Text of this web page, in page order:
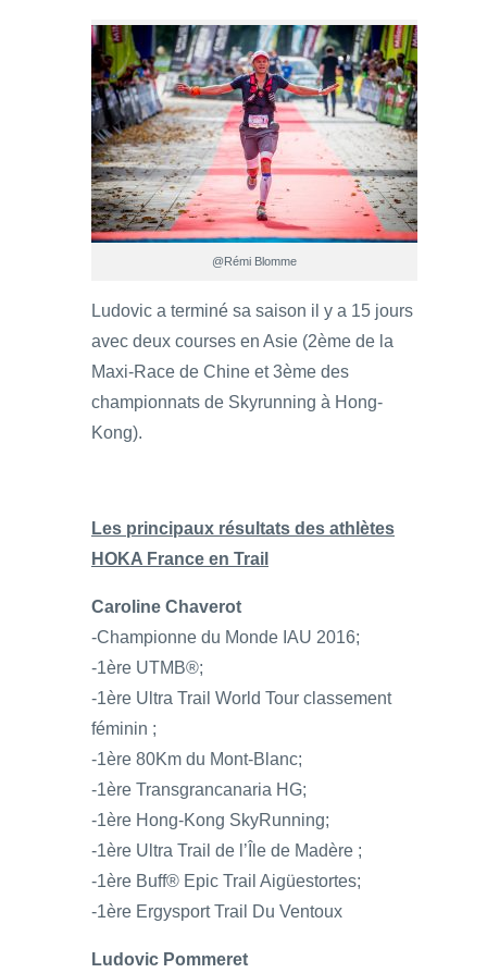
@Rémi Blomme
Ludovic a terminé sa saison il y a 15 jours
avec deux courses en Asie (2ème de la
Maxi-Race de Chine et 3ème des
championnats de Skyrunning à Hong-
Kong).
Les principaux résultats des athlètes
HOKA France en Trail
Caroline Chaverot
-Championne du Monde IAU 2016;
-1ère UTMB®;
-1ère Ultra Trail World Tour classement
féminin ;
-1ère 80Km du Mont-Blanc;
-1ère Transgrancanaria HG;
-1ère Hong-Kong SkyRunning;
-1ère Ultra Trail de l’Île de Madère ;
-1ère Buff® Epic Trail Aigüestortes;
-1ère Ergysport Trail Du Ventoux
Ludovic Pommeret